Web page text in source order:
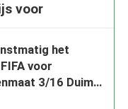
voor
het
voor
3/16 Duim